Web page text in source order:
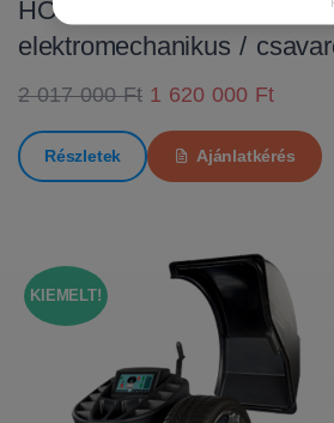
HOFMANN MTF 3000 C
elektromechanikus /
2 017 000 Ft 1 620 000 Ft
Részletek Ajánlatkérés
KIEMELT!